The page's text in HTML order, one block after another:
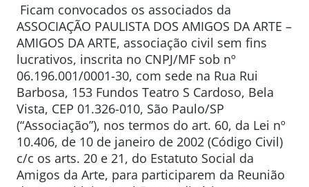
Ficam convocados os associados da
ASSOCIAÇÃO PAULISTA DOS AMIGOS DA ARTE –
AMIGOS DA ARTE, associação civil sem fins
lucrativos, inscrita no CNPJ/MF sob nº
06.196.001/0001-30, com sede na Rua Rui
Barbosa, 153 Fundos Teatro S Cardoso, Bela
Vista, CEP 01.326-010, São Paulo/SP
(“Associação”), nos termos do art. 60, da Lei nº
10.406, de 10 de janeiro de 2002 (Código Civil)
c/c os arts. 20 e 21, do Estatuto Social da
Amigos da Arte, para participarem da Reunião